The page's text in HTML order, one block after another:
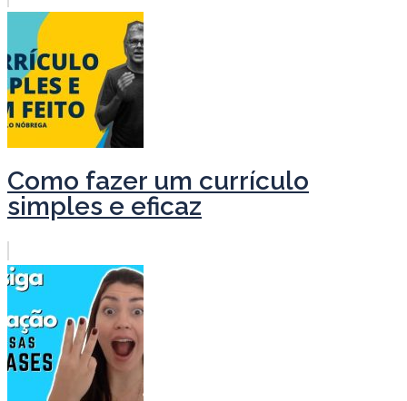
Como fazer um currículo
simples e eficaz